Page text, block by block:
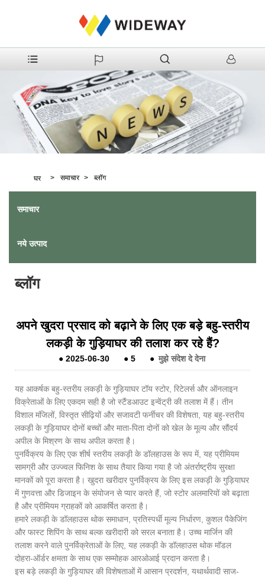
घर > समाचार > ब्लॉग
समाचार
नये उत्पाद
ब्लॉग
अपने खुदरा प्रसाद को बढ़ाने के लिए एक बड़े बहु-स्तरीय
लकड़ी के गुड़ियाघर की तलाश कर रहे हैं?
● 2025-06-30 ● 5 ● मुझे संदेश दे देना
यह आकर्षक बहु-स्तरीय लकड़ी के गुड़ियाघर टॉय स्टोर, रिटेलर्स और ऑनलाइन
विक्रेताओं के लिए एकदम सही है जो स्टैंडआउट इन्वेंट्री की तलाश में हैं। तीन
विशाल मंजिलों, विस्तृत सीढ़ियों और सजावटी फर्नीचर की विशेषता, यह बहु-स्तरीय
लकड़ी के गुड़ियाघर दोनों बच्चों और माता-पिता दोनों को खेल के मूल्य और सौंदर्य
अपील के मिश्रण के साथ अपील करता है।
पुनर्विक्रय के लिए एक शीर्ष स्तरीय लकड़ी के डॉलहाउस के रूप में, यह प्रीमियम
सामग्री और उज्ज्वल फिनिश के साथ तैयार किया गया है जो अंतर्राष्ट्रीय सुरक्षा
मानकों को पूरा करता है। खुदरा खरीदार पुनर्विक्रय के लिए इस लकड़ी के गुड़ियाघर
में गुणवत्ता और डिजाइन के संयोजन से प्यार करते हैं, जो स्टोर अलमारियों को बढ़ाता
है और प्रीमियम ग्राहकों को आकर्षित करता है।
हमारे लकड़ी के डॉलहाउस थोक समाधान, प्रतिस्पर्धी मूल्य निर्धारण, कुशल पैकेजिंग
और फास्ट शिपिंग के साथ बल्क खरीदारी को सरल बनाता है। उच्च मार्जिन की
तलाश करने वाले पुनर्विक्रेताओं के लिए, यह लकड़ी के डॉलहाउस थोक मॉडल
दोहरा-ऑर्डर क्षमता के साथ एक सम्मोहक आरओआई प्रदान करता है।
इस बड़े लकड़ी के गुड़ियाघर की विशेषताओं में आसान प्रदर्शन, यथार्थवादी साज-